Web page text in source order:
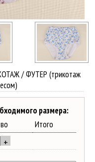
/ ФУТЕР (трикотаж
размера:
Итого
+